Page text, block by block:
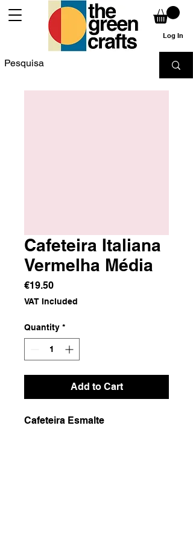
Log In
Cafeteira Italiana
Vermelha Média
€19.50Price
VAT Included
Quantity *
Add to Cart
Cafeteira Esmalte